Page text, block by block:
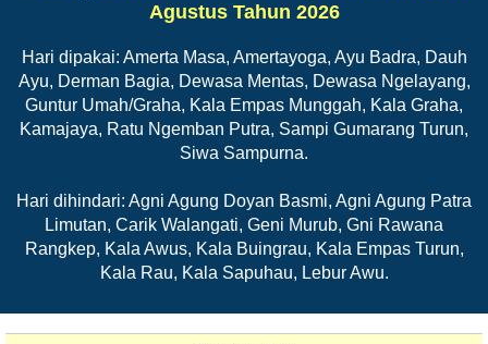
Agustus Tahun 2026
Hari dipakai: Amerta Masa, Amertayoga, Ayu Badra, Dauh
Ayu, Derman Bagia, Dewasa Mentas, Dewasa Ngelayang,
Guntur Umah/Graha, Kala Empas Munggah, Kala Graha,
Kamajaya, Ratu Ngemban Putra, Sampi Gumarang Turun,
Siwa Sampurna.
Hari dihindari: Agni Agung Doyan Basmi, Agni Agung Patra
Limutan, Carik Walangati, Geni Murub, Gni Rawana
Rangkep, Kala Awus, Kala Buingrau, Kala Empas Turun,
Kala Rau, Kala Sapuhau, Lebur Awu.